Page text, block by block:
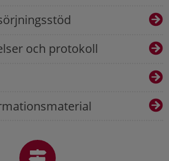
och protokoll